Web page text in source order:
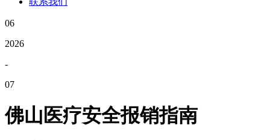
06
2026
-
07
佛山医疗安全报销指南